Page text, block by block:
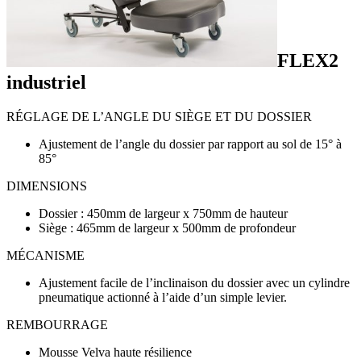
FLEX2
industriel
RÉGLAGE DE L’ANGLE DU SIÈGE ET DU DOSSIER
Ajustement de l’angle du dossier par rapport au sol de 15° à
85°
DIMENSIONS
Dossier : 450mm de largeur x 750mm de hauteur
Siège : 465mm de largeur x 500mm de profondeur
MÉCANISME
Ajustement facile de l’inclinaison du dossier avec un cylindre
pneumatique actionné à l’aide d’un simple levier.
REMBOURRAGE
Mousse Velva haute résilience